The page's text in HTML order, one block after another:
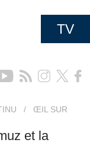
TV
/
ŒIL SUR
et la